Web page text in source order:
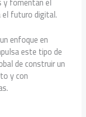
el futuro digital.
enfoque en
este tipo de
de construir un
y con